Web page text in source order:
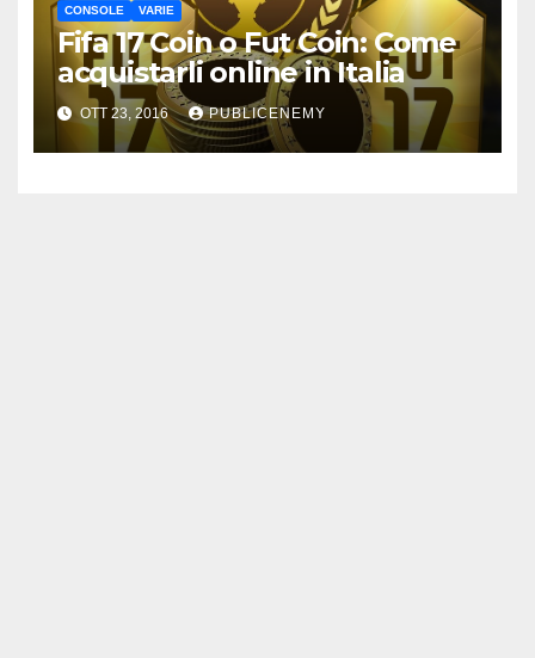
CONSOLE VARIE
Fifa 17 Coin o Fut Coin: Come
acquistarli online in Italia
OTT 23, 2016 PUBLICENEMY